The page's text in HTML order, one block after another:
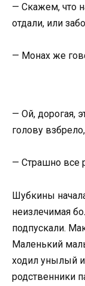
— Скажем, что
отдали, или
— Монах же
— Ой, дорогая,
голову
— Страшно все
Шубкины
неизлечимая
подпускали.
Маленький
ходил унылый
родственники